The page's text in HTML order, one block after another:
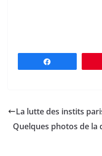
La lutte des instits
Quelques photos de la